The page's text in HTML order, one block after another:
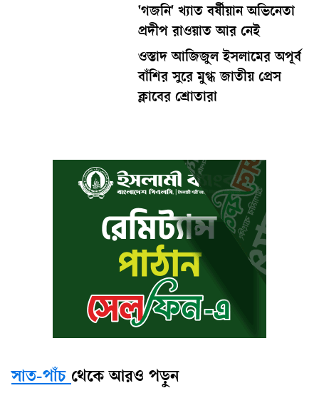
'গজনি' খ্যাত বর্ষীয়ান অভিনেতা
প্রদীপ রাওয়াত আর নেই
ওস্তাদ আজিজুল ইসলামের অপূর্ব
বাঁশির সুরে মুগ্ধ জাতীয় প্রেস
ক্লাবের শ্রোতারা
সাত-পাঁচ থেকে আরও পড়ুন